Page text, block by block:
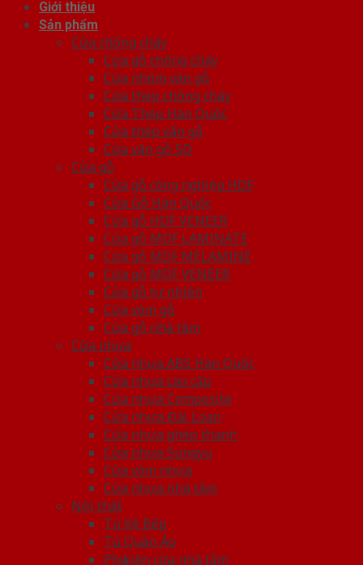
Giới thiệu
Sản phẩm
Cửa chống cháy
Cửa gỗ chống cháy
Cửa nhôm vân gỗ
Cửa thép chống cháy
Cửa Thép Hàn Quốc
Cửa thép vân gỗ
Cửa vân gỗ 5D
Cửa gỗ
Cửa gỗ công nghiệp HDF
Cửa Gỗ Hàn Quốc
Cửa gỗ HDF VENEER
Cửa gỗ MDF LAMINATE
Cửa gỗ MDF MELAMINE
Cửa gỗ MDF VENEER
Cửa gỗ tự nhiên
Cửa vòm gỗ
Cửa gỗ nhà tắm
Cửa nhựa
Cửa nhựa ABS Hàn Quốc
Cửa nhựa cao cấp
Cửa nhựa Composite
Cửa nhựa Đài Loan
Cửa nhựa ghép thanh
Cửa nhựa Sungyu
Cửa vòm nhựa
Cửa nhựa nhà tắm
Nội thất
Tủ Kệ Bếp
Tủ Quần Áo
Phụ kiện cửa nhà tắm